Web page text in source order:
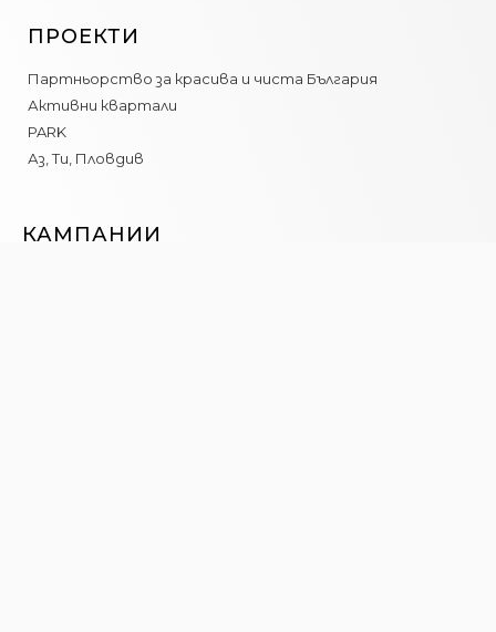
ПРОЕКТИ
Партньорство за красива и чиста България
Активни квартали
PARK
Аз, Ти, Пловдив
КАМПАНИИ